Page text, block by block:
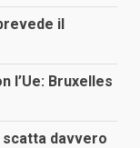
il
l’Ue: Bruxelles
scatta davvero